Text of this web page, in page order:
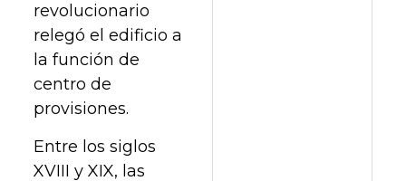
revolucionario
relegó el edificio a
la función de
centro de
provisiones.
Entre los siglos
XVIII y XIX, las